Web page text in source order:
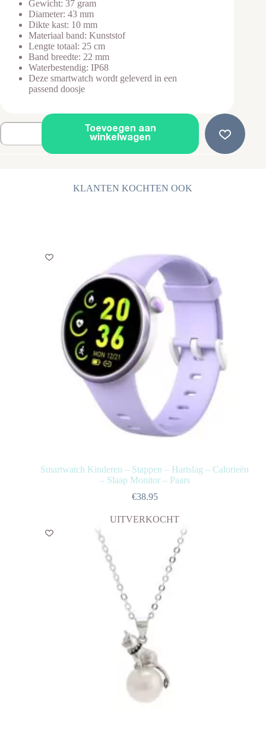
Gewicht: 37 gram
Diameter: 43 mm
Dikte kast: 10 mm
Materiaal band: Kunststof
Lengte totaal: 25 cm
Band breedte: 22 mm
Waterbestendig: IP68
Deze smartwatch wordt geleverd in een
passend doosje
Smartwatch-
Bloeddruk-
Toevoegen aan
winkelwagen
KLANTEN KOCHTEN OOK
Smartwatch Kinderen – Stappen – Hartslag – Calorieën
– Slaap Monitor – Paars
€38.95
UITVERKOCHT